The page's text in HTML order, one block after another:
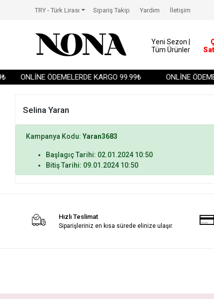
ONLİNE ÖDEMELERDE KARGO 99.99₺ ONLİNE
TRY - Türk Lirası Sipariş Takip Yardım İletişim
Yeni Sezon |
Tüm Ürünler
Selina Yaran
Kampanya Kodu:Yaran3683
Başlagıç Tarihi: 02.01.2024 10:50
Bitiş Tarihi: 09.01.2024 10:50
Hızlı Teslimat
Siparişleriniz en kısa sürede elinize ulaşır.